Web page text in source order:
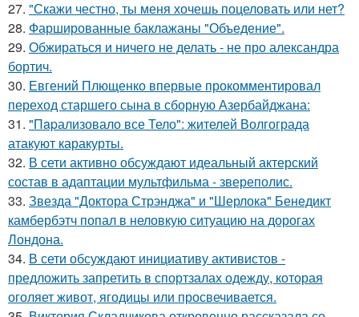
27. "Скажи честно, ты меня хочешь поцеловать или нет?
28. Фаршированные баклажаны "Объедение".
29. Обжираться и ничего не делать - не про александра
бортич.
30. Евгений Плющенко впервые прокомментировал
переход старшего сына в сборную Азербайджана:
31. "Пapализовало все Тело": жителей Волгограда
атакуют каракурты.
32. В сети активно обсуждают идеальный актерский
состав в адаптации мультфильма - звереполис.
33. Звезда "Доктора Стрэнджа" и "Шерлока" Бенедикт
камбербэтч попал в неловкую ситуацию на дорогах
Лондона.
34. В сети обсуждают инициативу активистов -
предложить запретить в спортзалах одежду, которая
оголяет живот, ягодицы или просвечивается.